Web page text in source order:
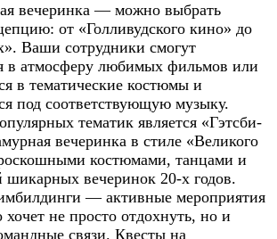
вечеринка — можно выбрать
от «Голливудского кино» до
Ваши сотрудники смогут
в атмосферу любимых фильмов или
в тематические костюмы и
под соответствующую музыку.
тематик является «Гэтсби-
вечеринка в стиле «Великого
костюмами, танцами и
шикарных вечеринок 20-х годов.
— активные мероприятия
хочет не просто отдохнуть, но и
связи. Квесты на